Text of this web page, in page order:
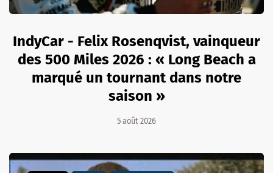
IndyCar - Felix Rosenqvist, vainqueur
des 500 Miles 2026 : « Long Beach a
marqué un tournant dans notre
saison »
5 août 2026